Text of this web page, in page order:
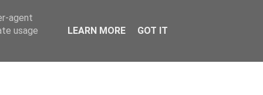
agent
usage
LEARN MORE GOT IT